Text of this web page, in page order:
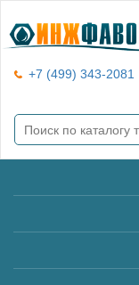
+7 (499) 343-2081